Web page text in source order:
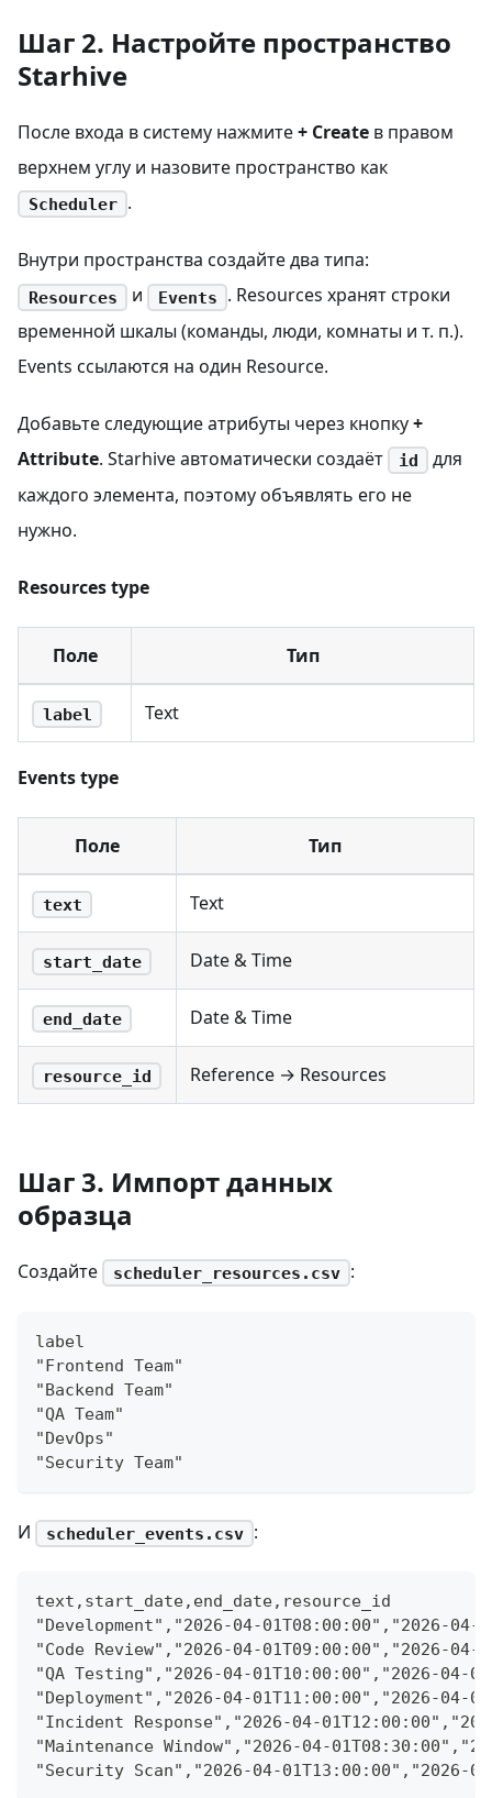
Шаг 2. Настройте пространство
Starhive
После входа в систему нажмите+ Create в правом
верхнем углу и назовите пространство как
Scheduler .
Внутри пространства создайте два типа:
Resources и Events
. Resources хранят строки
временной шкалы (команды, люди, комнаты и т. п.).
Events ссылаются на один Resource.
Добавьте следующие атрибуты через кнопку+
Attribute. Starhive автоматически создаёт id
для
каждого элемента, поэтому объявлять его не
нужно.
Resources type
Поле Тип
label Text
Events type
Поле Тип
text Text
start_date Date & Time
end_date Date & Time
resource_id Reference → Resources
Шаг 3. Импорт данных
образца
Создайте scheduler_resources.csv :
label
"Frontend Team"
"Backend Team"
"QA Team"
"DevOps"
"Security Team"
И scheduler_events.csv :
text,start_date,end_date,resource_id
"Development","2026-04-01T08:00:00","2026-04-
"Code Review","2026-04-01T09:00:00","2026-04-
"QA Testing","2026-04-01T10:00:00","2026-04-
"Deployment","2026-04-01T11:00:00","2026-04-
"Incident Response","2026-04-
"Maintenance Window","2026-04-
"Security Scan","2026-04-01T13:00:00","2026-